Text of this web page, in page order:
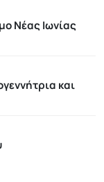
Νέας Ιωνίας
και